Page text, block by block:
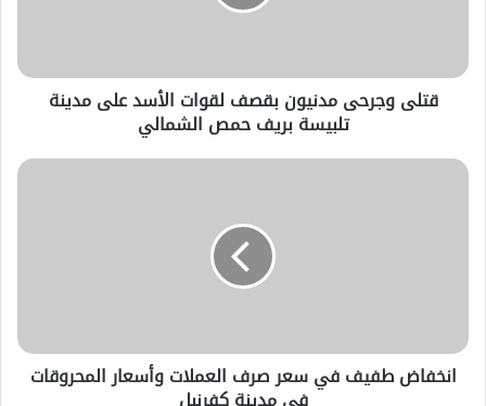
قتلى وجرحى مدنيون بقصف لقوات الأسد على مدينة
تلبيسة بريف حمص الشمالي
انخفاض طفيف في سعر صرف العملات وأسعار المحروقات